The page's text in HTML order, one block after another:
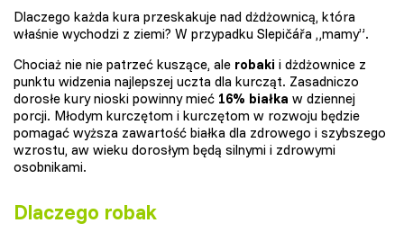
Dlaczego każda kura przeskakuje nad dżdżownicą, która
właśnie wychodzi z ziemi? W przypadku Slepičářa „mamy”.
Chociaż nie nie patrzeć kuszące, ale robaki i dżdżownice z
punktu widzenia najlepszej uczta dla kurcząt. Zasadniczo
dorosłe kury nioski powinny mieć 16% białka w dziennej
porcji. Młodym kurczętom i kurczętom w rozwoju będzie
pomagać wyższa zawartość białka dla zdrowego i szybszego
wzrostu, aw wieku dorosłym będą silnymi i zdrowymi
osobnikami.
Dlaczego robak